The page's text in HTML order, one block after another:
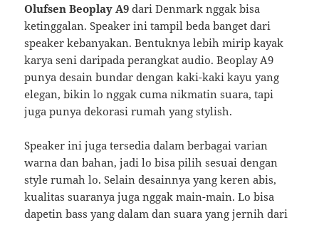
Olufsen Beoplay A9 dari Denmark nggak bisa
ketinggalan. Speaker ini tampil beda banget dari
speaker kebanyakan. Bentuknya lebih mirip kayak
karya seni daripada perangkat audio. Beoplay A9
punya desain bundar dengan kaki-kaki kayu yang
elegan, bikin lo nggak cuma nikmatin suara, tapi
juga punya dekorasi rumah yang stylish.
Speaker ini juga tersedia dalam berbagai varian
warna dan bahan, jadi lo bisa pilih sesuai dengan
style rumah lo. Selain desainnya yang keren abis,
kualitas suaranya juga nggak main-main. Lo bisa
dapetin bass yang dalam dan suara yang jernih dari